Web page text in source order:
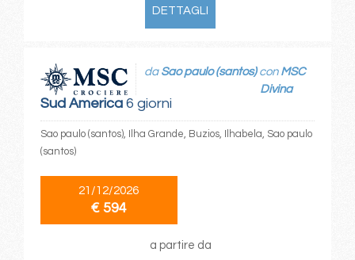
DETTAGLI
Sud America6 giorni
da Sao paulo (santos)con MSC
Divina
Sao paulo (santos), Ilha Grande, Buzios, Ilhabela, Sao paulo
(santos)
21/12/2026
€ 594
a partire da